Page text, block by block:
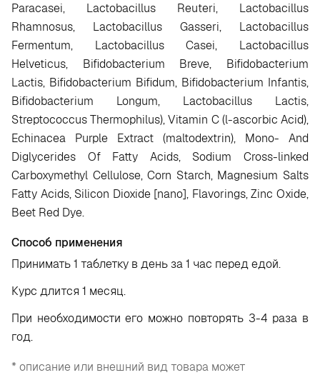
Paracasei, Lactobacillus Reuteri, Lactobacillus
Rhamnosus, Lactobacillus Gasseri, Lactobacillus
Fermentum, Lactobacillus Casei, Lactobacillus
Helveticus, Bifidobacterium Breve, Bifidobacterium
Lactis, Bifidobacterium Bifidum, Bifidobacterium Infantis,
Bifidobacterium Longum, Lactobacillus Lactis,
Streptococcus Thermophilus), Vitamin C (l-ascorbic Acid),
Echinacea Purple Extract (maltodextrin), Mono- And
Diglycerides Of Fatty Acids, Sodium Cross-linked
Carboxymethyl Cellulose, Corn Starch, Magnesium Salts
Fatty Acids, Silicon Dioxide [nano], Flavorings, Zinc Oxide,
Beet Red Dye.
Способ применения
Принимать 1 таблетку в день за 1 час перед едой.
Курс длится 1 месяц.
При необходимости его можно повторять 3-4 раза в
год.
* описание или внешний вид товара может